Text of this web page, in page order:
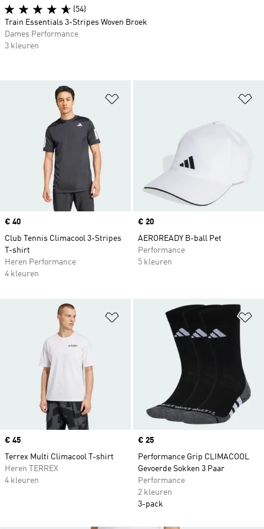
Price
€ 40
Club Tennis Climacool 3-Stripes
T-shirt
Heren Performance
4 kleuren
Price
€ 20
AEROREADY B-ball Pet
Performance
5 kleuren
Op verlanglijst zetten
Price
€ 45
Terrex Multi Climacool T-shirt
Heren TERREX
4 kleuren
Price
€ 25
Performance Grip CLIMACOOL
Gevoerde Sokken 3 Paar
Performance
2 kleuren
3-pack
(54)
Train Essentials 3-Stripes Woven Broek
Dames Performance
3 kleuren